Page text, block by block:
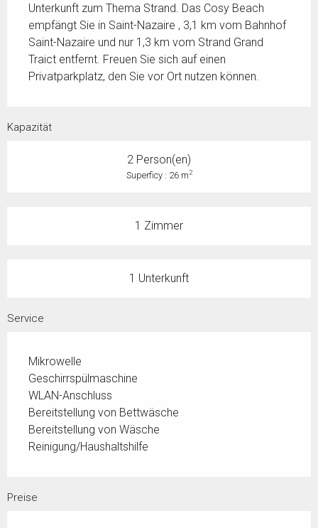
Unterkunft zum Thema Strand. Das Cosy Beach
empfängt Sie in Saint-Nazaire , 3,1 km vom Bahnhof
Saint-Nazaire und nur 1,3 km vom Strand Grand
Traict entfernt. Freuen Sie sich auf einen
Privatparkplatz, den Sie vor Ort nutzen können.
Kapazität
2 Person(en)
Superficy : 26 m2
1 Zimmer
1 Unterkunft
Service
Mikrowelle
Geschirrspülmaschine
WLAN-Anschluss
Bereitstellung von Bettwäsche
Bereitstellung von Wäsche
Reinigung/Haushaltshilfe
Preise